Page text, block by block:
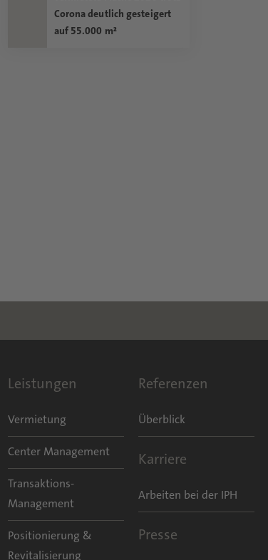
Corona deutlich gesteigert
auf 55.000 m²
Leistungen
Vermietung
Center Management
Transaktions-
Management
Positionierung &
Revitalisierung
Referenzen
Überblick
Karriere
Arbeiten bei der IPH
Presse